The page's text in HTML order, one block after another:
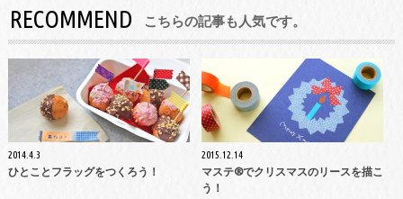
RECOMMEND こちらの記事も人気です。
2014.4.3
ひとことフラッグをつくろう！
2015.12.14
マステ®でクリスマスのリースを描こ
う！